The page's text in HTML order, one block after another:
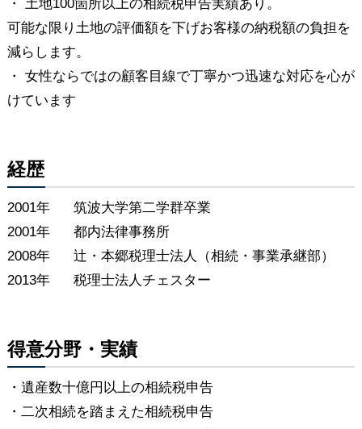
・ 土地100箇所以上の相続税申告実績あり。
可能な限り土地の評価額を下げお客様の納税額の負担を
減らします。
・ 女性ならではの顧客目線で丁寧かつ迅速な対応を心が
けています
経歴
2001年
筑波大学第二学群卒業
2001年
都内法律事務所
2008年
辻・本郷税理士法人（相続・事業承継部）
2013年
税理士法人チェスター
得意分野・実績
・遺産数十億円以上の相続税申告
・二次相続を踏まえた相続税申告